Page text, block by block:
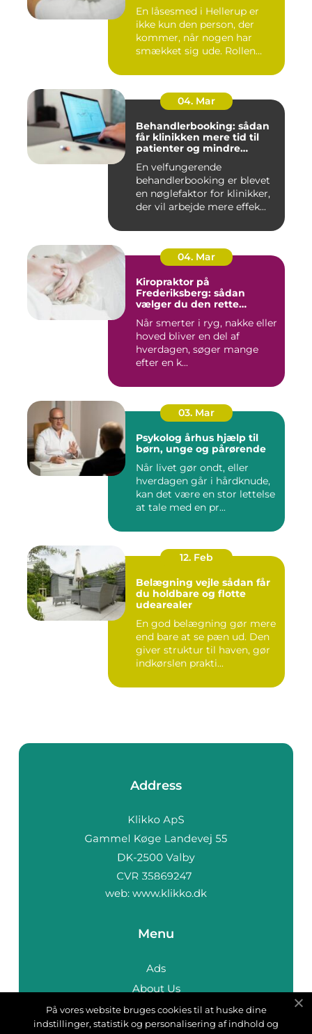
En låsesmed i Hellerup er
ikke kun den person, der
kommer, når nogen har
smækket sig ude. Rollen
04. Mar
Behandlerbooking: sådan
får klinikken mere tid til
patienter og mindre
En velfungerende
behandlerbooking er blevet
en nøglefaktor for klinikker,
der vil arbejde mere effek...
04. Mar
Kiropraktor på
Frederiksberg: sådan
vælger du den rette
Når smerter i ryg, nakke eller
hoved bliver en del af
hverdagen, søger mange
efter en k...
03. Mar
Psykolog århus hjælp til
børn, unge og pårørende
Når livet gør ondt, eller
hverdagen går i hårdknude,
kan det være en stor lettelse
at tale med en pr...
12. Feb
Belægning vejle sådan får
du holdbare og flotte
udearealer
En god belægning gør mere
end bare at se pæn ud. Den
giver struktur til haven, gør
indkørslen prakti...
Address
web: www.klikko.dk
Menu
Ads
About Us
Cookies
Contact
På vores website bruges cookies til at huske dine
indstillinger, statistik og personalisering af indhold og